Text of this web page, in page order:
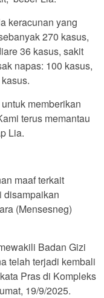
keracunan yang
270 kasus,
36 kasus, sakit
napas: 100 kasus,
memberikan
terus memantau
Lia.
maaf terkait
disampaikan
(Mensesneg)
Badan Gizi
telah terjadi kembali
Pras di Kompleks
19/9/2025.